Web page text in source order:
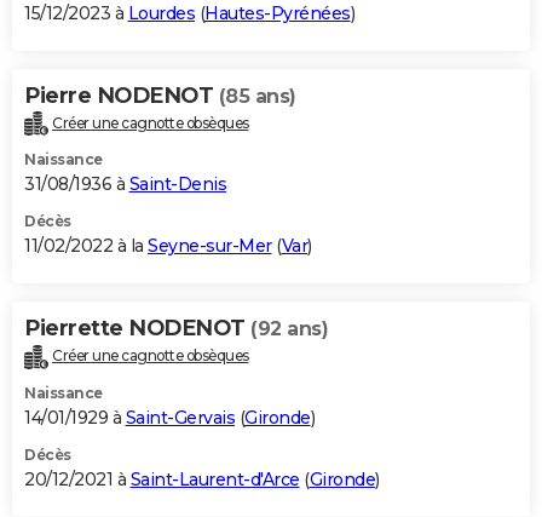
15/12/2023 à Lourdes (Hautes-Pyrénées)
Pierre NODENOT (85 ans)
Créer une cagnotte obsèques
Naissance
31/08/1936 à Saint-Denis
Décès
11/02/2022 à la Seyne-sur-Mer(Var)
Pierrette NODENOT (92 ans)
Créer une cagnotte obsèques
Naissance
14/01/1929 à Saint-Gervais (Gironde)
Décès
20/12/2021 à Saint-Laurent-d'Arce (Gironde)